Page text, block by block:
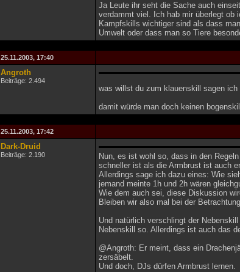
Ja Leute ihr seht die Sache auch
verdammt viel. Ich hab mir überlegt ob
Kampfskills wichtiger sind als dass
Umwelt oder dass man so Tiere
25.11.2003, 17:40
Angroth
Beiträge: 2.494
was willst du zum klauenskill sagen
damit würde man doch keinen
25.11.2003, 17:42
Dark-Druid
Beiträge: 2.190
Nun, es ist wohl so, dass in den
schneller ist als die Armbrust ist auch
Allerdings sage ich dazu eines: Wie
jemand meinte 1h und 2h wären
Wie dem auch sei, diese Diskussion
Bleiben wir also mal bei der
Und natürlich verschlingt der
Nebenskill so. Allerdings ist auch das
@Angroth: Er meint, dass ein
zersäbelt.
Und doch, DJs dürfen Armbrust lernen.